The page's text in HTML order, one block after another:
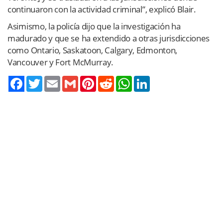
continuaron con la actividad criminal”, explicó Blair.
Asimismo, la policía dijo que la investigación ha
madurado y que se ha extendido a otras jurisdicciones
como Ontario, Saskatoon, Calgary, Edmonton,
Vancouver y Fort McMurray.
TwitterEmail Gmail PinterestReddit WhatsApp